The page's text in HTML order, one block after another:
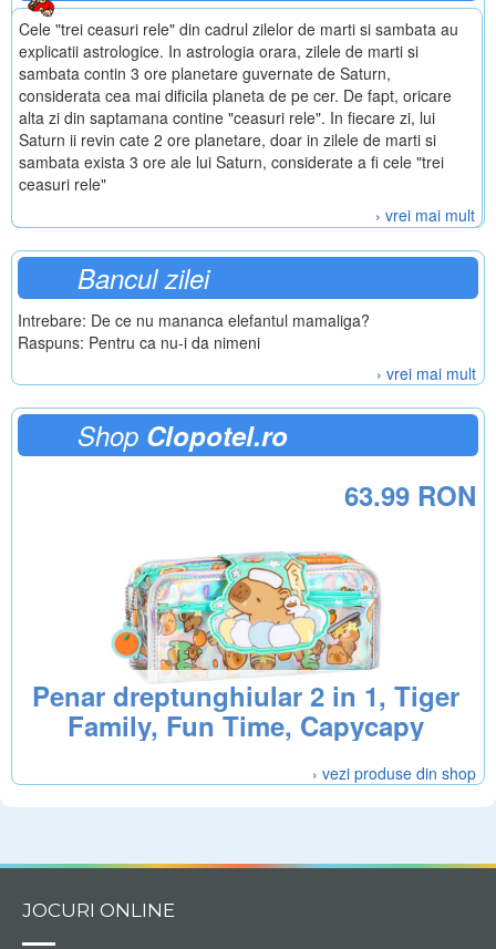
Cele "trei ceasuri rele" din cadrul zilelor de marti si sambata au
explicatii astrologice. In astrologia orara, zilele de marti si
sambata contin 3 ore planetare guvernate de Saturn,
considerata cea mai dificila planeta de pe cer. De fapt, oricare
alta zi din saptamana contine "ceasuri rele". In fiecare zi, lui
Saturn ii revin cate 2 ore planetare, doar in zilele de marti si
sambata exista 3 ore ale lui Saturn, considerate a fi cele "trei
ceasuri rele"
› vrei mai mult
Bancul zilei
Intrebare: De ce nu mananca elefantul mamaliga?
Raspuns: Pentru ca nu-i da nimeni
› vrei mai mult
Shop Clopotel.ro
Penar dreptunghiular 2 in 1, Tiger
Family, Fun Time, Capycapy
63.99 RON
› vezi produse din shop
JOCURI ONLINE